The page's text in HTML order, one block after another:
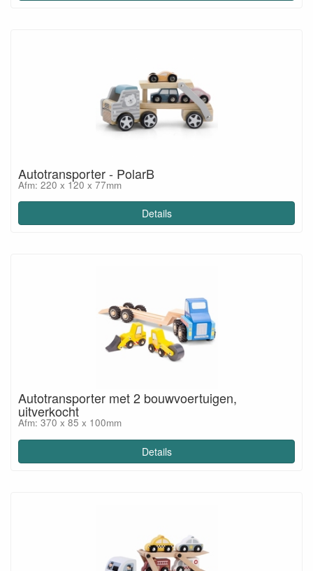
Autotransporter - PolarB
Afm: 220 x 120 x 77mm
Details
Autotransporter met 2 bouwvoertuigen,
uitverkocht
Afm: 370 x 85 x 100mm
Details